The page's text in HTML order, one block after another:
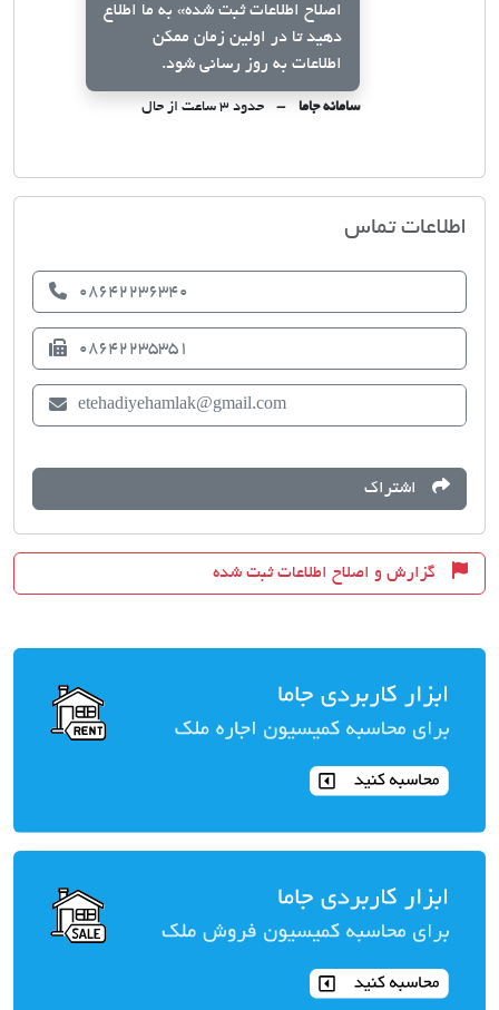
اصلاح اطلاعات ثبت شده» به ما اطلاع
دهید تا در اولین زمان ممکن
اطلاعات به روز رسانی شود.
سامانه جاما حدود ۳ ساعت از حال
اطلاعات تماس
08642236340
08642235351
etehadiyehamlak@gmail.com
اشتراک
گزارش و اصلاح اطلاعات ثبت شده